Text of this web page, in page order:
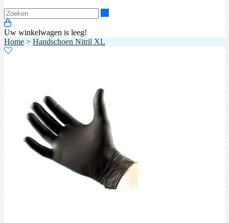
Uw winkelwagen is leeg!
Home > Handschoen Nitril XL